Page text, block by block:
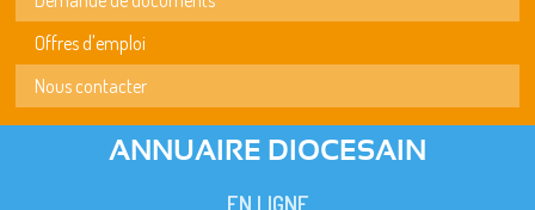
Offres d'emploi
Nous contacter
ANNUAIRE DIOCESAIN
EN LIGNE